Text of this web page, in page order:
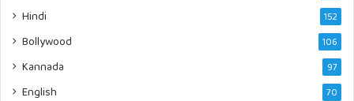
Hindi 152
Bollywood 106
Kannada 97
English 70